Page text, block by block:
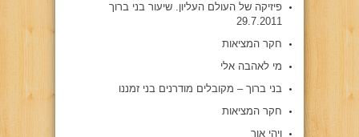
פיזיקה של העולם העליון. שיעור בני ברוך
29.7.2011
חקר המציאות
מי לאהבה אלי
בני ברוך – מקובלים מודרנים בני זמננו
חקר המציאות
ויהי אור